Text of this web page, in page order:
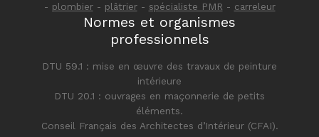
- plombier- plâtrier- spécialiste PMR - carreleur
Normes et organismes
professionnels
DTU 59.1 : mise en œuvre des travaux de peinture
intérieure
DTU 20.1 : ouvrages en maçonnerie de petits
éléments.
Conseil Français des Architectes d’Intérieur (CFAI).